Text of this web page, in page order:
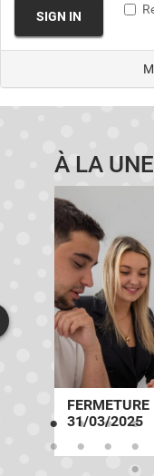
SIGN IN
À LA UNE
31/03/2025